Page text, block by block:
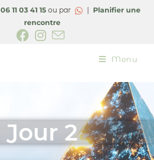
06 11 03 41 15 ou par | Planifier une
rencontre
Menu
Jour 2